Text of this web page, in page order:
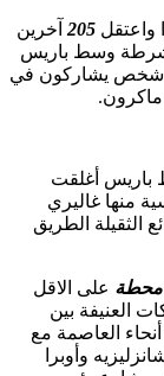
آخرين
وسط باريس
وزارة الداخلية الفرنسية أن 75 ألف شخص يشاركون في
ماكرون.
باريس أغلقت
منها غاليري
الثقيلة الطريق
على الاقل
العنيفة بين
العاصمة مع
وأوبرا